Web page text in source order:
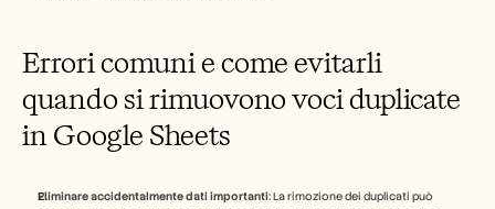
Errori comuni e come evitarli
quando si rimuovono voci duplicate
in Google Sheets
Eliminare accidentalmente dati importanti: La rimozione dei duplicati può